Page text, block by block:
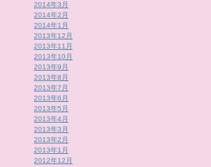
2014年3月
2014年2月
2014年1月
2013年12月
2013年11月
2013年10月
2013年9月
2013年8月
2013年7月
2013年6月
2013年5月
2013年4月
2013年3月
2013年2月
2013年1月
2012年12月